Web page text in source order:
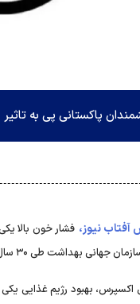
پاکستانی پی به
آفتاب نیوز، فشار خون بالا
اخیر شمار افراد دارای فشار خون بالا از ۶۵۰ میلیون نفر به یک میلیارد و ۲۸۰ میلیون نفر رسیده است.
اکسپرس، بهبود رژیم غذایی